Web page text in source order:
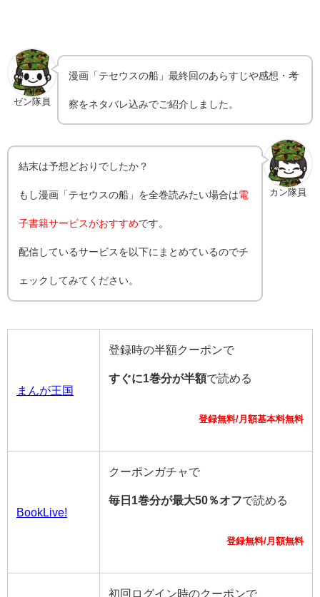
ゼン隊員
漫画「テセウスの船」最終回のあらすじや感想・考
察をネタバレ込みでご紹介しました。
カン隊員
結末は予想どおりでしたか？
もし漫画「テセウスの船」を全巻読みたい場合は電
子書籍サービスがおすすめです。
配信しているサービスを以下にまとめているのでチ
ェックしてみてください。
まんが王国
登録時の半額クーポンで
すぐに1巻分が半額で読める
登録無料/月額基本料無料
BookLive!
クーポンガチャで
毎日1巻分が最大50％オフで読める
登録無料/月額無料
初回ログイン時のクーポンで